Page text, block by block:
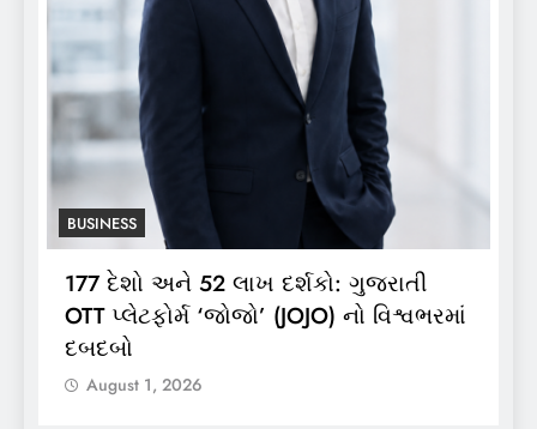
ગુજરાતી
નો વિશ્વભરમાં
BUSINESS
ભારતગેસ દ્વારા ગ્રાહકો માટે
લાઈટ ઝીપ’ 10 કિલો કંપોઝિટ